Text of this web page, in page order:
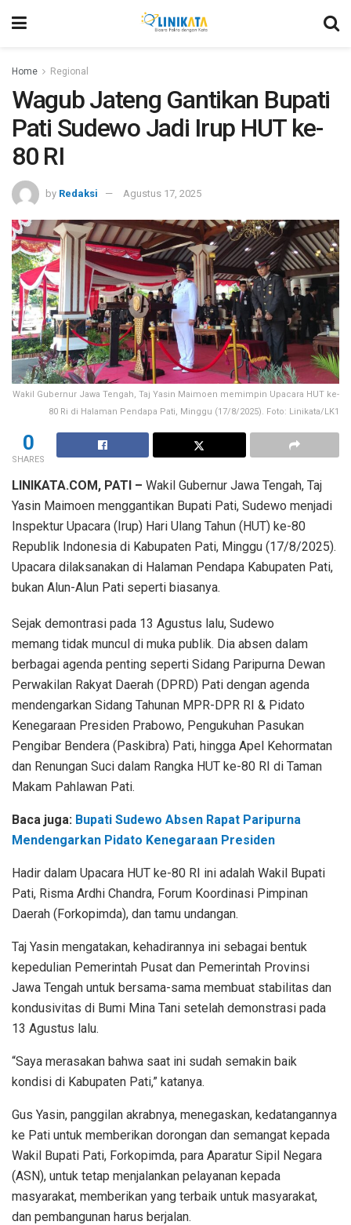
Home Regional
Wagub Jateng Gantikan Bupati
Pati Sudewo Jadi Irup HUT ke-
80 RI
by Redaksi Agustus 17, 2025
Wakil Gubernur Jawa Tengah, Taj Yasin Maimoen memimpin Upacara HUT ke-
80 Ri di Halaman Pendapa Pati, Minggu (17/8/2025). Foto: Linikata/LK1
0
SHARES
LINIKATA.COM, PATI – Wakil Gubernur Jawa Tengah, Taj
Yasin Maimoen menggantikan Bupati Pati, Sudewo menjadi
Inspektur Upacara (Irup) Hari Ulang Tahun (HUT) ke-80
Republik Indonesia di Kabupaten Pati, Minggu (17/8/2025).
Upacara dilaksanakan di Halaman Pendapa Kabupaten Pati,
bukan Alun-Alun Pati seperti biasanya.
Sejak demontrasi pada 13 Agustus lalu, Sudewo
memang tidak muncul di muka publik. Dia absen dalam
berbagai agenda penting seperti Sidang Paripurna Dewan
Perwakilan Rakyat Daerah (DPRD) Pati dengan agenda
mendengarkan Sidang Tahunan MPR-DPR RI & Pidato
Kenegaraan Presiden Prabowo, Pengukuhan Pasukan
Pengibar Bendera (Paskibra) Pati, hingga Apel Kehormatan
dan Renungan Suci dalam Rangka HUT ke-80 RI di Taman
Makam Pahlawan Pati.
Baca juga: Bupati Sudewo Absen Rapat Paripurna
Mendengarkan Pidato Kenegaraan Presiden
Hadir dalam Upacara HUT ke-80 RI ini adalah Wakil Bupati
Pati, Risma Ardhi Chandra, Forum Koordinasi Pimpinan
Daerah (Forkopimda), dan tamu undangan.
Taj Yasin mengatakan, kehadirannya ini sebagai bentuk
kepedulian Pemerintah Pusat dan Pemerintah Provinsi
Jawa Tengah untuk bersama-sama membuat stabilitas dan
kondusivitas di Bumi Mina Tani setelah demonstrasi pada
13 Agustus lalu.
“Saya merasakan bahwa saat ini sudah semakin baik
kondisi di Kabupaten Pati,” katanya.
Gus Yasin, panggilan akrabnya, menegaskan, kedatangannya
ke Pati untuk memberikan dorongan dan semangat kepada
Wakil Bupati Pati, Forkopimda, para Aparatur Sipil Negara
(ASN), untuk tetap menjalankan pelayanan kepada
masyarakat, memberikan yang terbaik untuk masyarakat,
dan pembangunan harus berjalan.